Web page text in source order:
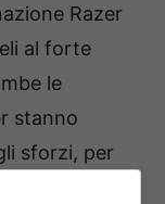
Razer
al forte
le
stanno
sforzi, per